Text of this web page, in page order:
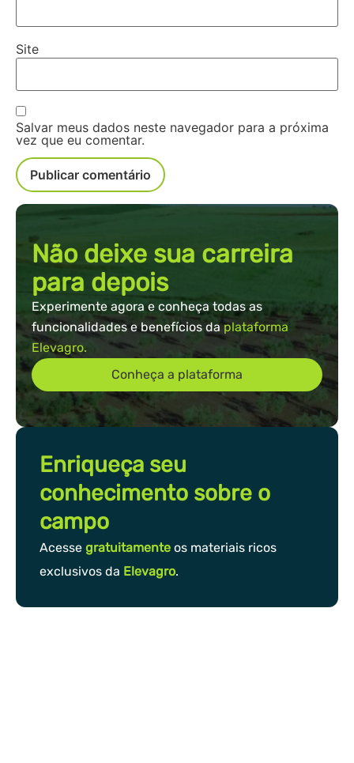
Site
Salvar meus dados neste navegador para a próxima
vez que eu comentar.
Não deixe sua carreira
para depois
Experimente agora e conheça todas as
funcionalidades e benefícios daplataforma
Elevagro.
Conheça a plataforma
Enriqueça seu
conhecimento sobre o
campo
Acesse gratuitamente os materiais ricos
exclusivos da Elevagro.